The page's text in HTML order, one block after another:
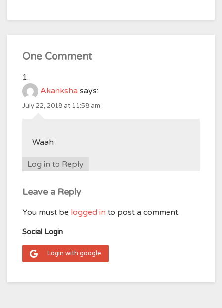
One Comment
Akanksha says:
July 22, 2018 at 11:58 am
Waah
Log in to Reply
Leave a Reply
You must be logged in to post a comment.
Social Login
Login with google